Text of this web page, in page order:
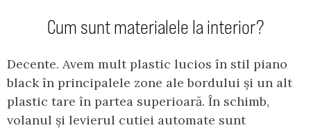
Cum sunt materialele la interior?
Decente. Avem mult plastic lucios în stil piano
black în principalele zone ale bordului și un alt
plastic tare în partea superioară. În schimb,
volanul și levierul cutiei automate sunt